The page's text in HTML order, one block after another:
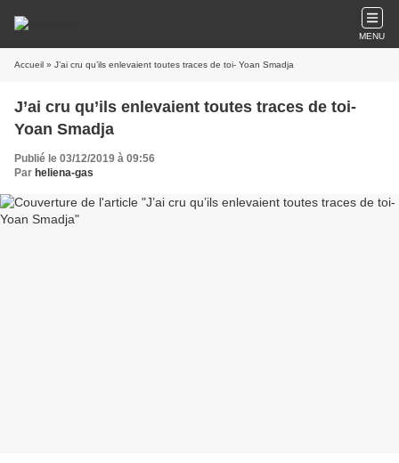
MENU
Accueil » J’ai cru qu’ils enlevaient toutes traces de toi- Yoan Smadja
J’ai cru qu’ils enlevaient toutes traces de toi-
Yoan Smadja
Publié le 03/12/2019 à 09:56
Par heliena-gas